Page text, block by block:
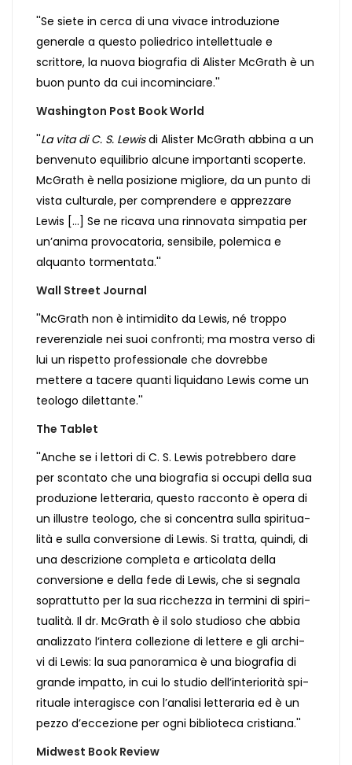
''Se siete in cerca di una vivace introduzione
generale a questo poliedrico intellettuale e
scrittore, la nuova biografia di Alister McGrath è un
buon punto da cui incominciare.''
Washington Post Book World
''La vita di C. S. Lewisdi Alister McGrath abbina a un
benvenuto equilibrio alcune importanti scoperte.
McGrath è nella posizione migliore, da un punto di
vista culturale, per comprendere e apprezzare
Lewis [...] Se ne ricava una rinnovata simpatia per
un’anima provocatoria, sensibile, polemica e
alquanto tormentata.''
Wall Street Journal
''McGrath non è intimidito da Lewis, né troppo
reverenziale nei suoi confronti; ma mostra verso di
lui un rispetto professionale che dovrebbe
mettere a tacere quanti liquidano Lewis come un
teologo dilettante.''
The Tablet
''Anche se i lettori di C. S. Lewis potrebbero dare
per scontato che una biografia si occupi della sua
produzione letteraria, questo racconto è opera di
un illustre teologo, che si concentra sulla spiritua-
lità e sulla conversione di Lewis. Si tratta, quindi, di
una descrizione completa e articolata della
conversione e della fede di Lewis, che si segnala
soprattutto per la sua ricchezza in termini di spiri-
tualità. Il dr. McGrath è il solo studioso che abbia
analizzato l’intera collezione di lettere e gli archi-
vi di Lewis: la sua panoramica è una biografia di
grande impatto, in cui lo studio dell’interiorità spi-
rituale interagisce con l’analisi letteraria ed è un
pezzo d’eccezione per ogni biblioteca cristiana.''
Midwest Book Review